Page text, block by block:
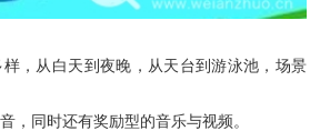
，从白天到夜晚，从天台到游泳池，场景
，同时还有奖励型的音乐与视频。